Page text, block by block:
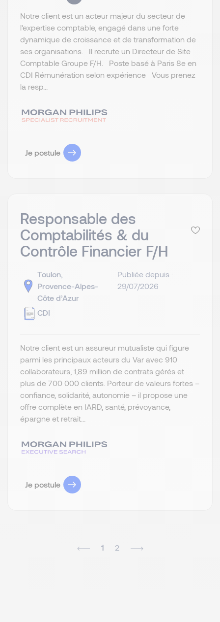
Notre client est un acteur majeur du secteur de
l’expertise comptable, engagé dans une forte
dynamique de croissance et de transformation de
ses organisations. Il recrute un Directeur de Site
Comptable Groupe F/H. Poste basé à Paris 8e en
CDI Rémunération selon expérience Vous prenez
la resp...
Je postule
Responsable des
Comptabilités & du
Contrôle Financier F/H
Toulon,
Provence-Alpes-
Côte d’Azur
CDI
Publiée depuis :
29/07/2026
Notre client est un assureur mutualiste qui figure
parmi les principaux acteurs du Var avec 910
collaborateurs, 1,89 million de contrats gérés et
plus de 700 000 clients. Porteur de valeurs fortes –
confiance, solidarité, autonomie – il propose une
offre complète en IARD, santé, prévoyance,
épargne et retrait...
Je postule
1 2